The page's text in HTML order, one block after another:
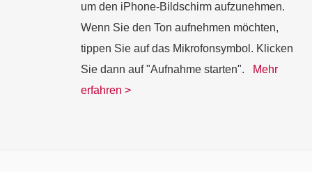
um den iPhone-Bildschirm aufzunehmen.
Wenn Sie den Ton aufnehmen möchten,
tippen Sie auf das Mikrofonsymbol. Klicken
Sie dann auf "Aufnahme starten". Mehr
erfahren >